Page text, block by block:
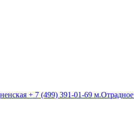
+ 7 (499) 391-01-69 м.Отрадное